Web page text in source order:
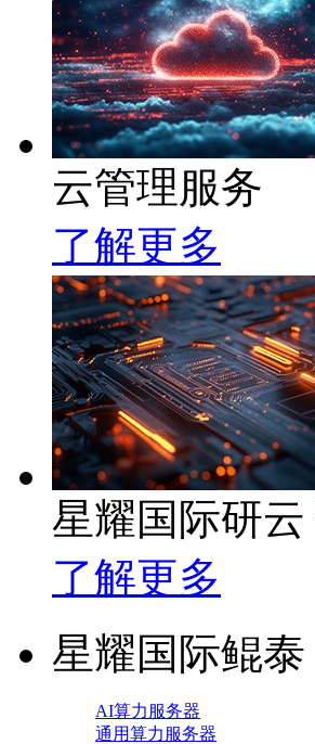
云管理服务
了解更多
星耀国际研
了解更多
星耀国际鲲泰
AI算力服务器
通用算力服务器